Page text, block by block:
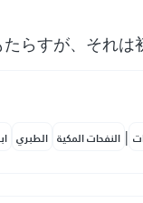
らすが、それは
الطبري النفحات المكية |